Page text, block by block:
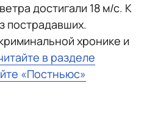
достигали 18 м/с. К
пострадавших.
хронике и
в разделе
«Постньюс»